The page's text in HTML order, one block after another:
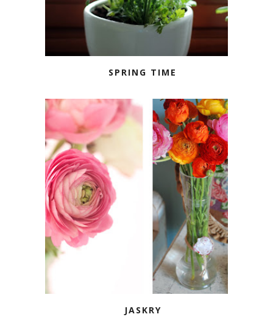
SPRING TIME
JASKRY